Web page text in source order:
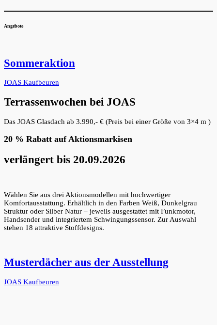
Angebote
Sommeraktion
JOAS Kaufbeuren
Terrassenwochen bei JOAS
Das JOAS Glasdach ab 3.990,- € (Preis bei einer Größe von 3×4 m )
20 % Rabatt auf Aktionsmarkisen
verlängert bis 20.09.2026
Wählen Sie aus drei Aktionsmodellen mit hochwertiger
Komfortausstattung. Erhältlich in den Farben Weiß, Dunkelgrau
Struktur oder Silber Natur – jeweils ausgestattet mit Funkmotor,
Handsender und integriertem Schwingungssensor. Zur Auswahl
stehen 18 attraktive Stoffdesigns.
Musterdächer aus der Ausstellung
JOAS Kaufbeuren